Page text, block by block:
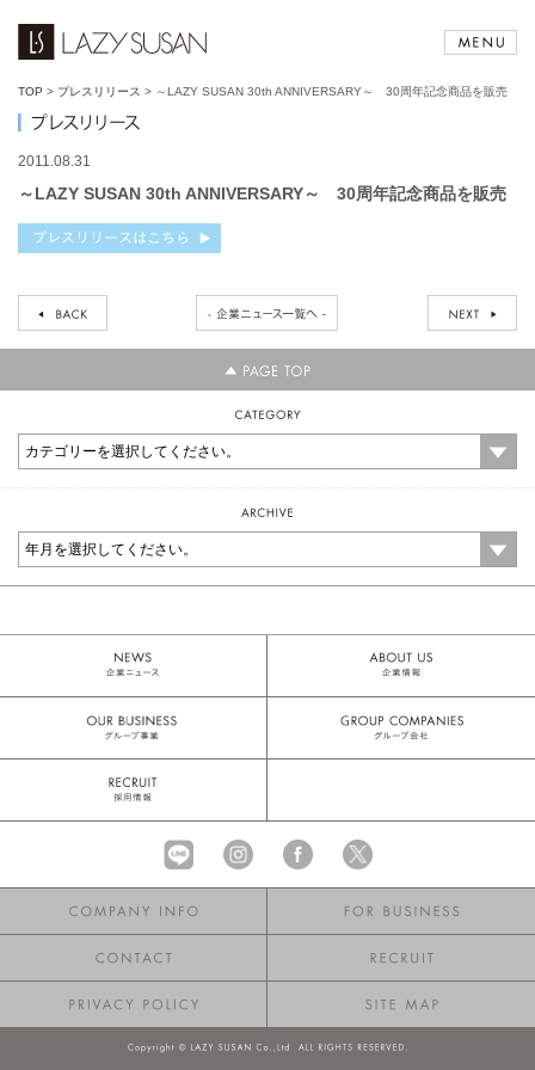
TOP > プレスリリース > ～LAZY SUSAN 30th ANNIVERSARY～ 30周年記念商品を販売
2011.08.31
～LAZY SUSAN 30th ANNIVERSARY～ 30周年記念商品を販売